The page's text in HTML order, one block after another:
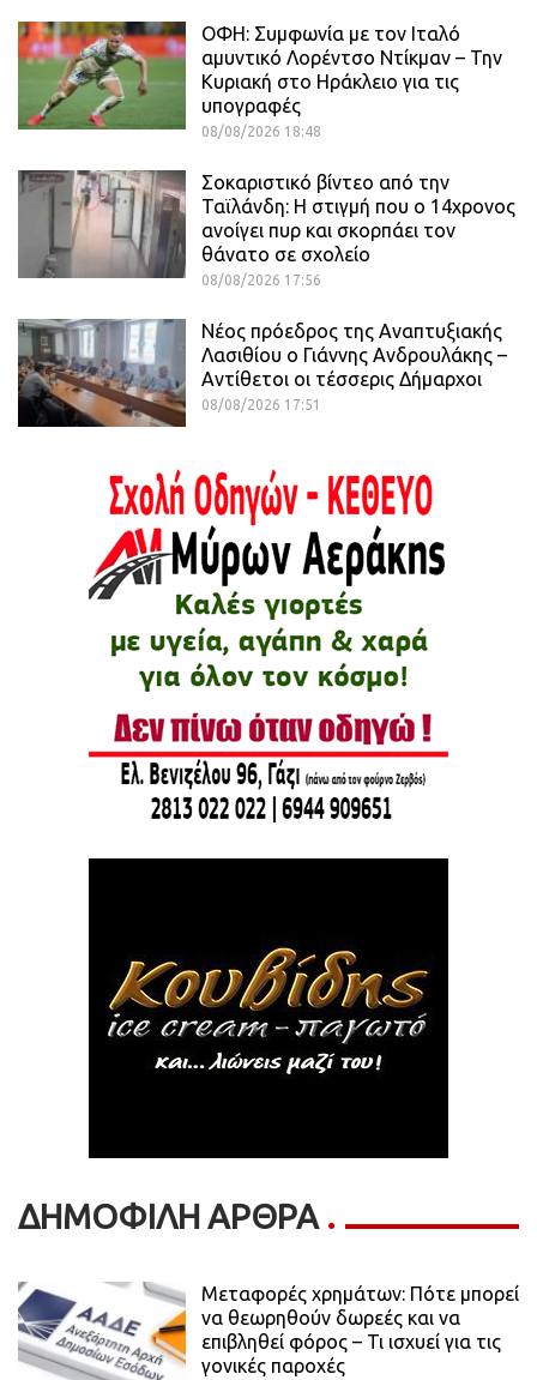
ΟΦΗ: Συμφωνία με τον Ιταλό
αμυντικό Λορέντσο Ντίκμαν – Την
Κυριακή στο Ηράκλειο για τις
υπογραφές
08/08/2026 18:48
Σοκαριστικό βίντεο από την
Ταϊλάνδη: Η στιγμή που ο 14χρονος
ανοίγει πυρ και σκορπάει τον
θάνατο σε σχολείο
08/08/2026 17:56
Νέος πρόεδρος της Αναπτυξιακής
Λασιθίου ο Γιάννης Ανδρουλάκης –
Αντίθετοι οι τέσσερις Δήμαρχοι
08/08/2026 17:51
ΔΗΜΟΦΙΛΗ ΑΡΘΡΑ
Μεταφορές χρημάτων: Πότε μπορεί
να θεωρηθούν δωρεές και να
επιβληθεί φόρος – Τι ισχυεί για τις
γονικές παροχές